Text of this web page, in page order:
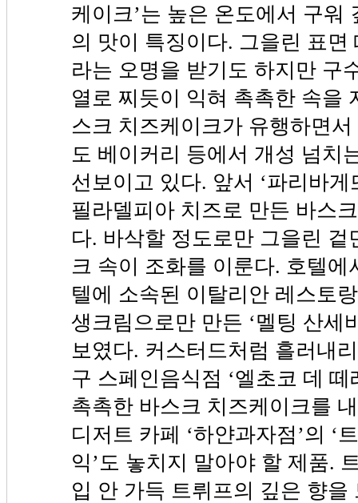
케이크’는 높은 온도에서 구워
의 맛이 특징이다. 그을린 표면
라는 오명을 받기도 하지만 구
열로 찌듯이 익혀 촉촉한 속을
스크 치즈케이크가 유행하면
도 베이커리 등에서 개성 넘치
선보이고 있다. 앞서 ‘파리바
필라델피아 치즈로 만든 바스
다. 바삭할 정도로만 그을린
크 속이 조화를 이룬다. 호텔
텔에 소속된 이탈리안 레스토
생크림으로만 만든 ‘멜팅 산세
보였다. 커스터드처럼 흘러내
구 스페인음식점 ‘엘초코 데
촉촉한 바스크 치즈케이크를
디저트 카페 ‘하얀과자점’의 ‘
익’도 놓치지 말아야 할 제품.
입 안 가득 트뤼프의 깊은 향